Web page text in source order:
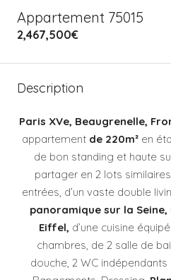
Appartement 75015
2,467,500€
Description
Paris XVe, Beaugrenelle,
appartement de 220m²en
de bon standing et haute
partager en 2 lots
entrées, d’un vaste double
panoramique sur la Seine,
Eiffel, d’une cuisine
chambres, de 2 salle de
douche, 2 WC indépendants